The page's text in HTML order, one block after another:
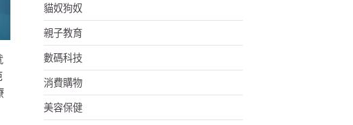
貓奴狗奴
親子教育
數碼科技
消費購物
美容保健